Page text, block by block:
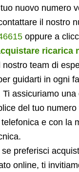
nuovo numero
il nostro
oppure a
ricarica
nostro team di
guidarti in ogni
assicuriamo
del tuo
e con la
preferisci
online, ti